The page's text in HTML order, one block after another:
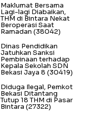
Maklumat Bersama
Lagi-lagi Diabaikan,
THM di Bintara Nekat
Beroperasi Saat
Ramadan (38042)
Dinas Pendidikan
Jatuhkan Sanksi
Pembinaan terhadap
Kepala Sekolah SDN
Bekasi Jaya 8 (30419)
Diduga Ilegal, Pemkot
Bekasi Ditantang
Tutup 18 THM di Pasar
Bintara (27322)